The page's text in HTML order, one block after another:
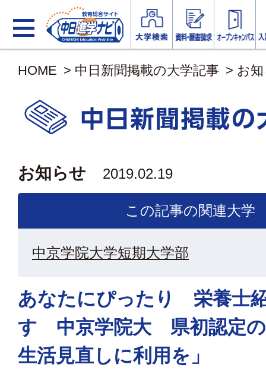
HOME > 中日新聞掲載の大学記事 > お
お知らせ 2019.02.19
この記事の関連大学
中京学院大学短期大学部
あなたにぴったり 栄養士
す 中京学院大 県初認定
生活見直しに利用を」